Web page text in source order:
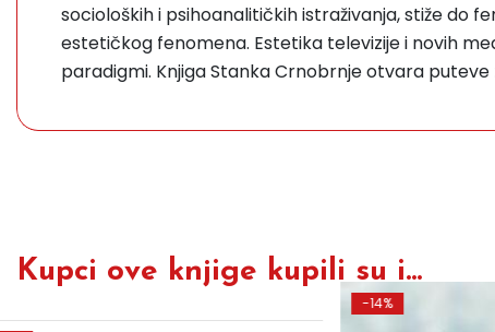
socioloških i psihoanalitičkih istraživanja, stiže do
estetičkog fenomena. Estetika televizije i novih
paradigmi. Knjiga Stanka Crnobrnje otvara
Kupci ove knjige kupili su i...